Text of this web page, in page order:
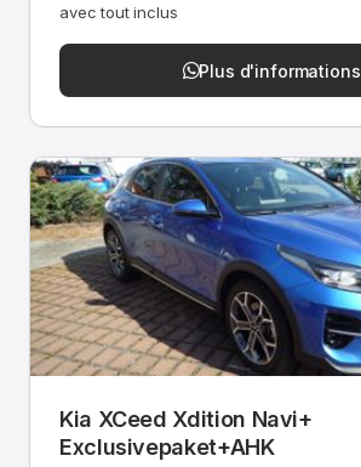
avec tout inclus
Plus d'informations
Kia XCeed Xdition Navi+
Exclusivepaket+AHK